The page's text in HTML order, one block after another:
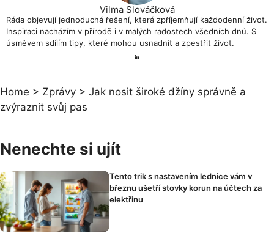
Vilma Slováčková
Ráda objevují jednoduchá řešení, která zpříjemňují každodenní život.
Inspiraci nacházím v přírodě i v malých radostech všedních dnů. S
úsměvem sdílím tipy, které mohou usnadnit a zpestřit život.
Home > Zprávy > Jak nosit široké džíny správně a
zvýraznit svůj pas
Nenechte si ujít
Tento trik s nastavením lednice vám v
březnu ušetří stovky korun na účtech za
elektřinu